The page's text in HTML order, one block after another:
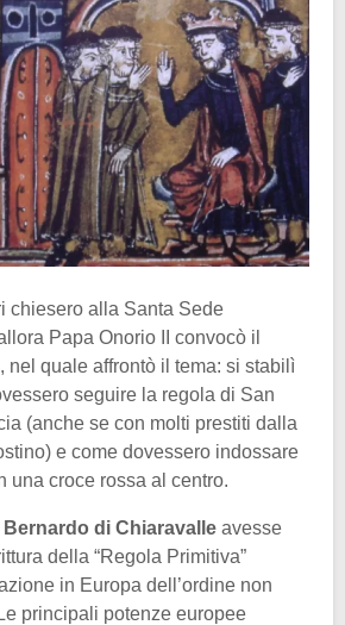
chiesero alla Santa Sede
Papa Onorio II convocò il
nel quale affrontò il tema: si stabilì
seguire la regola di San
(anche se con molti prestiti dalla
e come dovessero indossare
una croce rossa al centro.
Bernardo di Chiaravalle avesse
della “Regola Primitiva”
in Europa dell’ordine non
principali potenze europee